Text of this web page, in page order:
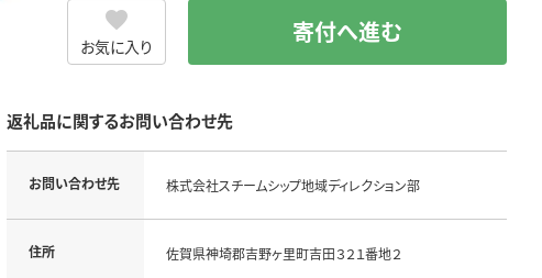
お気に入り 寄付へ進む
返礼品に関するお問い合わせ先
お問い合わせ先 株式会社スチームシップ地域ディレクション部
住所 佐賀県神埼郡吉野ヶ里町吉田３２１番地２